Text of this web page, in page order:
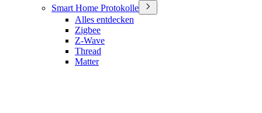
Smart Home Protokolle
Alles entdecken
Zigbee
Z-Wave
Thread
Matter